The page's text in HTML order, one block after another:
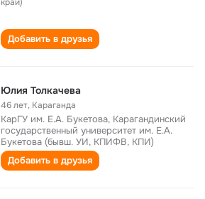
Добавить в друзья
Юлия Толкачева
46 лет, Караганда
КарГУ им. Е.А. Букетова, Карагандинский
государственный университет им. Е.А.
Букетова (бывш. УИ, КПИФВ, КПИ)
Добавить в друзья